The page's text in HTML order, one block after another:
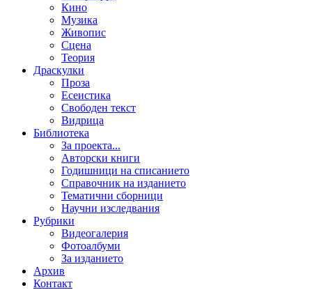
Кино
Музика
Живопис
Сцена
Теория
Драскулки
Проза
Есеистика
Свободен текст
Видрица
Библиотека
За проекта...
Авторски книги
Годишници на списанието
Справочник на изданието
Тематични сборници
Научни изследвания
Рубрики
Видеогалерия
Фотоалбуми
За изданието
Архив
Контакт